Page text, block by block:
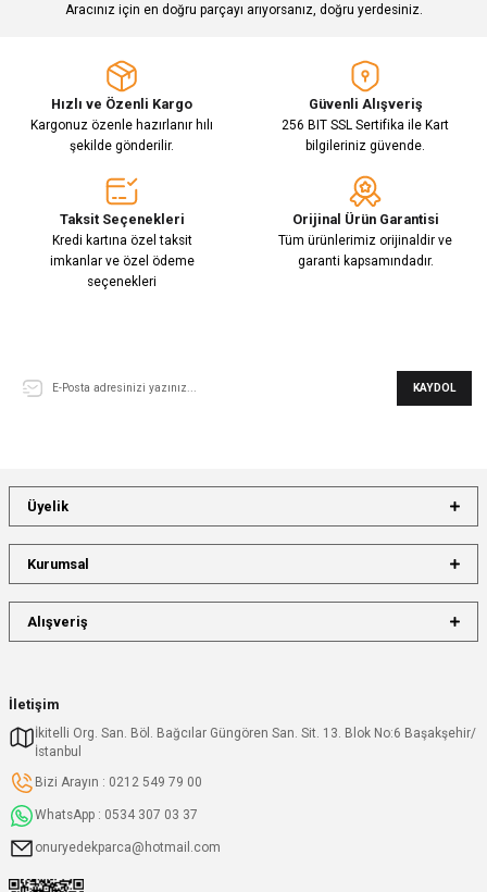
Aracınız için en doğru parçayı arıyorsanız, doğru yerdesiniz.
Hızlı ve Özenli Kargo
Kargonuz özenle hazırlanır hılı
şekilde gönderilir.
Güvenli Alışveriş
256 BIT SSL Sertifika ile Kart
bilgileriniz güvende.
Taksit Seçenekleri
Kredi kartına özel taksit
imkanlar ve özel ödeme
seçenekleri
Orijinal Ürün Garantisi
Tüm ürünlerimiz orijinaldir ve
garanti kapsamındadır.
KAYDOL
İletişim
İkitelli Org. San. Böl. Bağcılar Güngören San. Sit. 13. Blok No:6 Başakşehir/
İstanbul
Bizi Arayın : 0212 549 79 00
WhatsApp : 0534 307 03 37
onuryedekparca@hotmail.com
Üyelik
Kurumsal
Alışveriş